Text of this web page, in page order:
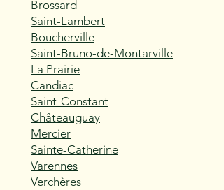
Brossard
Saint-Lambert
Boucherville
Saint-Bruno-de-Montarville
La Prairie
Candiac
Saint-Constant
Châteauguay
Mercier
Sainte-Catherine
Varennes
Verchères